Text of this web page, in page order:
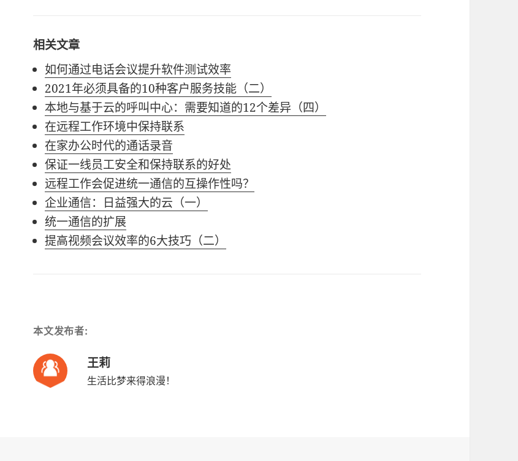
相关文章
如何通过电话会议提升软件测试效率
2021年必须具备的10种客户服务技能（二）
本地与基于云的呼叫中心：需要知道的12个差异（四）
在远程工作环境中保持联系
在家办公时代的通话录音
保证一线员工安全和保持联系的好处
远程工作会促进统一通信的互操作性吗？
企业通信：日益强大的云（一）
统一通信的扩展
提高视频会议效率的6大技巧（二）
本文发布者:
王莉
生活比梦来得浪漫！